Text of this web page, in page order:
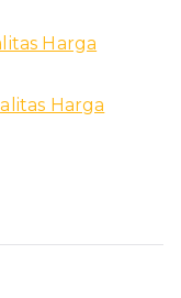
Harga
Harga